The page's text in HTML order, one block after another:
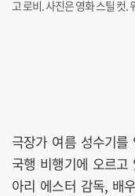
고 로비. 사진은 영화 스틸 컷
극장가 여름 성수기
국행 비행기에 오르
아리 에스터 감독, 배